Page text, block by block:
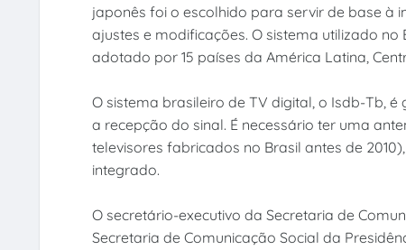
japonês foi o escolhido para servir de base à
ajustes e modificações. O sistema utilizado
adotado por 15 países da América Latina,
O sistema brasileiro de TV digital, o Isdb-Tb,
a recepção do sinal. É necessário ter uma
televisores fabricados no Brasil antes de
integrado.
O secretário-executivo da Secretaria de
Secretaria de Comunicação Social da